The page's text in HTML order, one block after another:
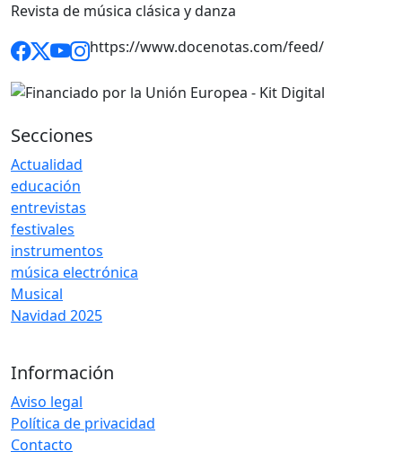
Revista de música clásica y danza
https://www.docenotas.com/feed/
Secciones
Actualidad
educación
entrevistas
festivales
instrumentos
música electrónica
Musical
Navidad 2025
Información
Aviso legal
Política de privacidad
Contacto